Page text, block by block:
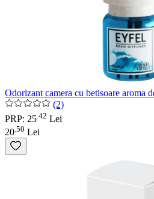
Odorizant camera cu betisoare aroma
(2)
PRP: 25 42 Lei
20 50 Lei